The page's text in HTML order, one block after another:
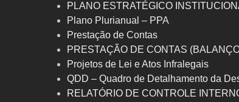
PLANO ESTRATÉGICO
Plano Plurianual – PPA
Prestação de Contas
PRESTAÇÃO DE CONTAS
Projetos de Lei e Atos Infralegais
QDD – Quadro de Detalhamento da
RELATÓRIO DE CONTROLE